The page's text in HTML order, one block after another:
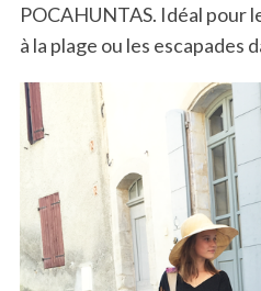
POCAHUNTAS. Idéal pour
à la plage ou les escapades